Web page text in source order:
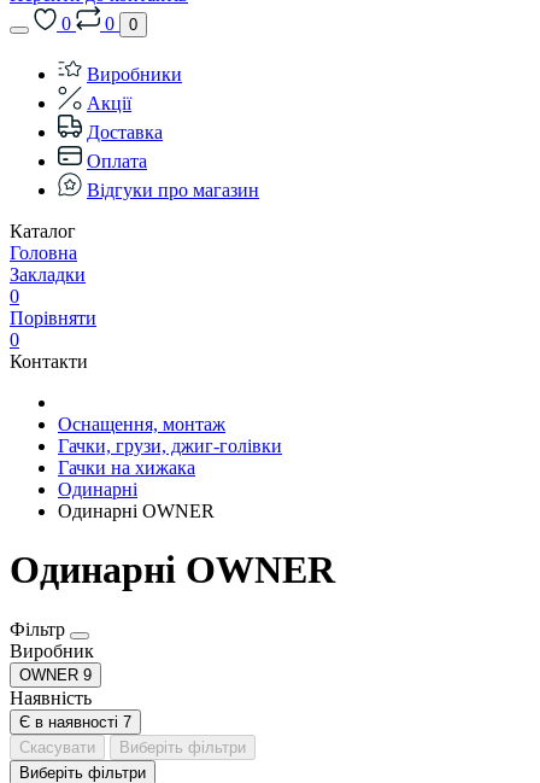
0
0 0
Виробники
Акції
Доставка
Оплата
Відгуки про магазин
Каталог
Головна
Закладки
0
Порівняти
0
Контакти
Оснащення, монтаж
Гачки, грузи, джиг-голівки
Гачки на хижака
Одинарні
Одинарні OWNER
Одинарні OWNER
Фільтр
Виробник
OWNER 9
Наявність
Є в наявності 7
Скасувати
Виберіть фільтри
Виберіть фільтри